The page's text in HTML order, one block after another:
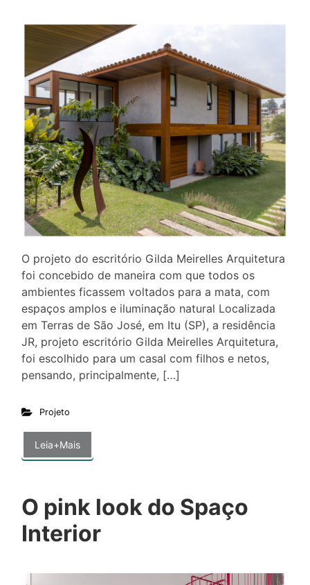
O projeto do escritório Gilda Meirelles Arquitetura
foi concebido de maneira com que todos os
ambientes ficassem voltados para a mata, com
espaços amplos e iluminação natural Localizada
em Terras de São José, em Itu (SP), a residência
JR, projeto escritório Gilda Meirelles Arquitetura,
foi escolhido para um casal com filhos e netos,
pensando, principalmente, […]
Projeto
Leia+Mais
O pink look do Spaço
Interior